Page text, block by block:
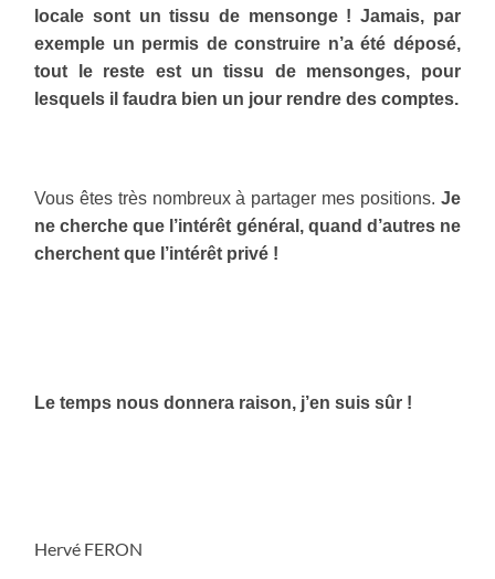
locale sont un tissu de mensonge ! Jamais, par
exemple un permis de construire n’a été déposé,
tout le reste est un tissu de mensonges, pour
lesquels il faudra bien un jour rendre des comptes.
Vous êtes très nombreux à partager mes positions. Je
ne cherche que l’intérêt général, quand d’autres ne
cherchent que l’intérêt privé !
Le temps nous donnera raison, j’en suis sûr !
Hervé FERON